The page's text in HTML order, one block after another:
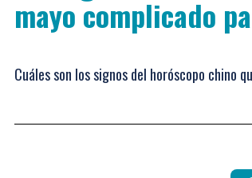
mayo complicado
Cuáles son los signos del horóscopo chino